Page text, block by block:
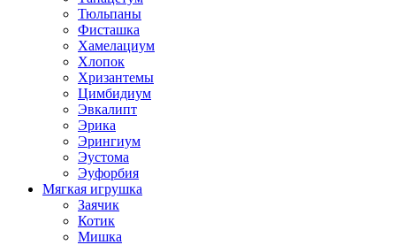
Тюльпаны
Фисташка
Хамелациум
Хлопок
Хризантемы
Цимбидиум
Эвкалипт
Эрика
Эрингиум
Эустома
Эуфорбия
Мягкая игрушка
Заячик
Котик
Мишка